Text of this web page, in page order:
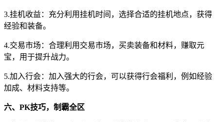
3.挂机收益：充分利用挂机时间，选择合适的挂机地点，获得
经验和装备。
4.交易市场：合理利用交易市场，买卖装备和材料，赚取元
宝，用于提升战力。
5.加入行会：加入强大的行会，可以获得行会福利，例如经验
加成、材料支持等。
六、PK技巧，制霸全区